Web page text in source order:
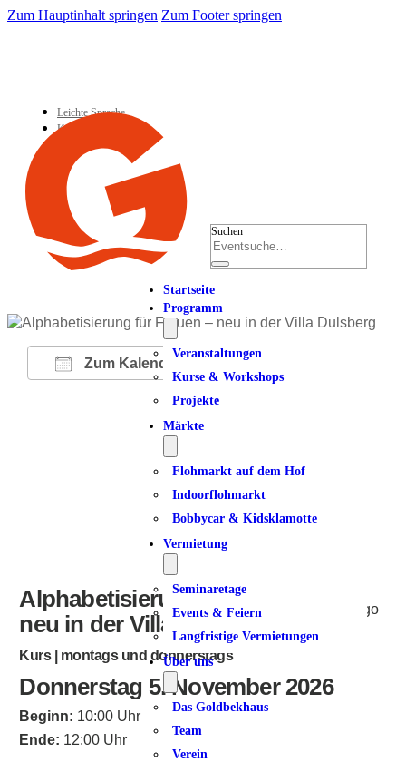
Zum Hauptinhalt springen Zum Footer springen
Leichte Sprache
Kontakt
Suchen
Startseite
Programm
Veranstaltungen
Kurse & Workshops
Projekte
Märkte
Flohmarkt auf dem Hof
Indoorflohmarkt
Bobbycar & Kidsklamotte
Vermietung
Seminaretage
Events & Feiern
Langfristige Vermietungen
Über uns
Das Goldbekhaus
Team
Verein
Zum Kalender hinzufügen
ICS herunterladen
Google Kalender
iCalendarOffice 365
Alphabetisierung für Frauen –
neu in der Villa Dulsberg
Kurs | montags und donnerstags
Donnerstag 5. November 2026
Beginn: 10:00 Uhr
Ende: 12:00 Uhr